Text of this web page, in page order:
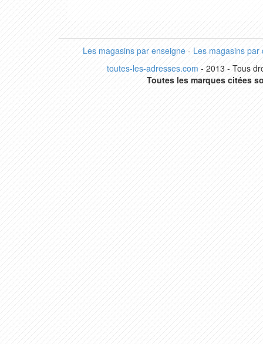
Les magasins par enseigne- Les magasins par
toutes-les-adresses.com - 2013 - Tous
Toutes les marques citées